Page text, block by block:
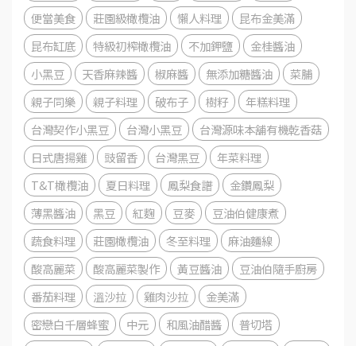
便當美食
莊園級橄欖油 懶人料理
昆布金美滿
昆布缸底
特級初榨橄欖油 不加鉀鹽
金桂醬油
小黑豆
天香麻辣醬 椒麻醬 無添加糖醬油
菜脯
親子同樂
親子料理 破布子 樹籽
年糕料理
台灣契作小黑豆
台灣小黑豆
台灣源味本舖有機乾香菇
日式唐揚雞
豉留香 台灣黑豆
年菜料理
T&T橄欖油
夏日料理 鳳梨食譜
金鑽鳳梨
薄黑醬油
黑豆 紅麴 豆麥
豆油伯健康煮
蔬食料理
莊園橄欖油 冬至料理
麻油麵線
酸高麗菜
酸高麗菜製作 黃豆醬油
豆油伯隨手廚房
番茄料理
溫沙拉 雞肉沙拉
金美滿
密戀白千層蜂蜜
中元 和風油醋醬
普切塔